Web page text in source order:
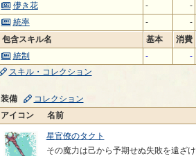
儚き花
- -
統率
- -
包含スキル名
基本 消費
統制
- -
スキル・コレクション
装備
コレクション
アイコン
名前
星官僚のタクト
その魔力は己から予期せぬ失敗を遠ざけ